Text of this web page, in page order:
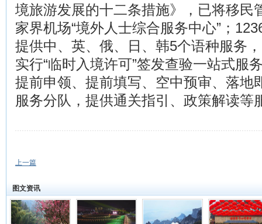
境旅游发展的十二条措施》，已将移民
家界机场“境外人士综合服务中心”；
提供中、英、俄、日、韩5个语种服务
实行“临时入境许可”签发查验一站式服
提前申领、提前填写、空中预审、落地
服务分队，提供通关指引、政策解读等
上一篇
图文资讯